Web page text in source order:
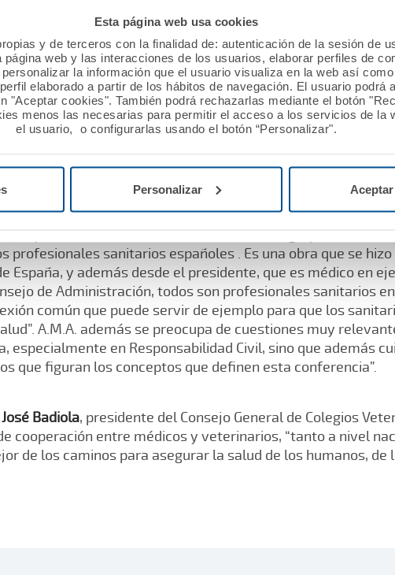
Esta página web usa cookies
y de terceros con la finalidad de: autenticación de la sesión de
web y las interacciones de los usuarios, elaborar perfiles de
la información que el usuario visualiza en la web así
elaborado a partir de los hábitos de navegación. El usuario podrá
"Aceptar cookies". También podrá rechazarlas mediante el botón
menos las necesarias para permitir el acceso a los servicios de la
el usuario, o configurarlas usando el botón “Personalizar".
Personalizar
Mundial de Salud Animal (OIE) y por la Organización Mundial
Moreno Sánchez, director general del Ministerio de
mostró persuadido en que nuestra salud como individuos
un esfuerzo donde la cooperación de todos resulta ahora
Juan José Rodríguez Sendín, presidente de la
medicina humana, animal y también social, porque “va a
colaboración. Si podemos conseguir algo, lo conseguiremos
profesionales sanitarios españoles . Es una obra que se
España, y además desde el presidente, que es médico en
de Administración, todos son profesionales sanitarios
común que puede servir de ejemplo para que los
A.M.A. además se preocupa de cuestiones muy
especialmente en Responsabilidad Civil, sino que además
que figuran los conceptos que definen esta conferencia”.
Badiola, presidente del Consejo General de Colegios
cooperación entre médicos y veterinarios, “tanto a nivel
de los caminos para asegurar la salud de los humanos, de